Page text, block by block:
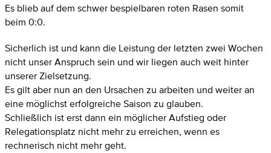
Es blieb auf dem schwer bespielbaren roten Rasen somit
beim 0:0.
Sicherlich ist und kann die Leistung der letzten zwei Wochen
nicht unser Anspruch sein und wir liegen auch weit hinter
unserer Zielsetzung.
Es gilt aber nun an den Ursachen zu arbeiten und weiter an
eine möglichst erfolgreiche Saison zu glauben.
Schließlich ist erst dann ein möglicher Aufstieg oder
Relegationsplatz nicht mehr zu erreichen, wenn es
rechnerisch nicht mehr geht.